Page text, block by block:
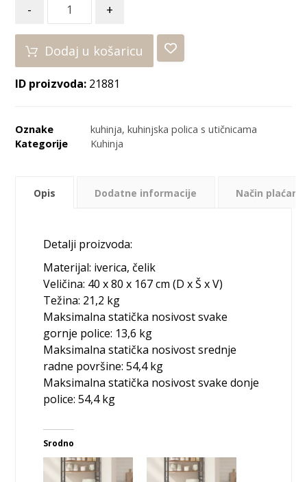
- +
Dodaj u košaricu
ID proizvoda: 21881
Oznake kuhinja,kuhinjska polica s utičnicama
Kategorije
Kuhinja
Opis Dodatne informacije Način
Detalji proizvoda:
Materijal: iverica, čelik
Veličina: 40 x 80 x 167 cm (D x Š x V)
Težina: 21,2 kg
Maksimalna statička nosivost svake
gornje police: 13,6 kg
Maksimalna statička nosivost srednje
radne površine: 54,4 kg
Maksimalna statička nosivost svake donje
police: 54,4 kg
Srodno